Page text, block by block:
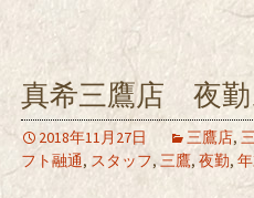
真希三鷹店 夜勤
2018年11月27日 三鷹店,
フト融通, スタッフ,三鷹, 夜勤,